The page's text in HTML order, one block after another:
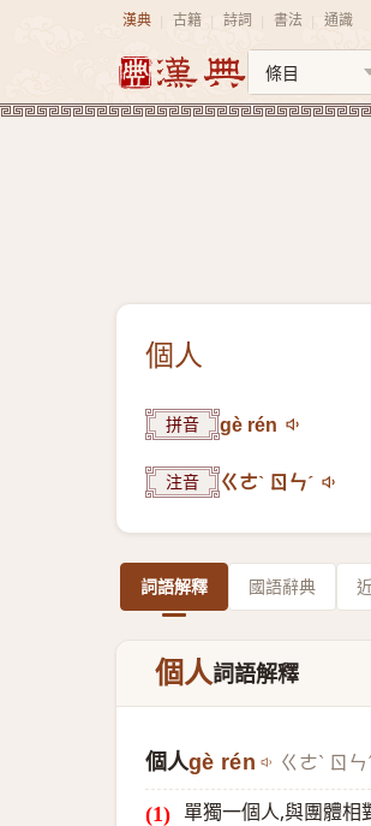
漢典 古籍 詩詞 書法 通識
個人
拼音 gè rén
注音 ㄍㄜˋ ㄖㄣˊ
詞語解釋 國語辭典
個人詞語解釋
個人gè rén ㄍㄜˋ ㄖㄣ
單獨一個人,與團體相